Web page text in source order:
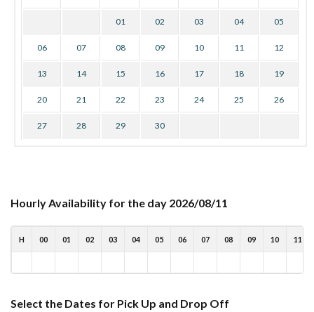
01 02 03 04 05
06 07 08 09 10 11 12
13 14 15 16 17 18 19
20 21 22 23 24 25 26
27 28 29 30
Hourly Availability for the day 2026/08/11
H 00 01 02 03 04 05 06 07 08 09 10 11
Select the Dates for Pick Up and Drop Off